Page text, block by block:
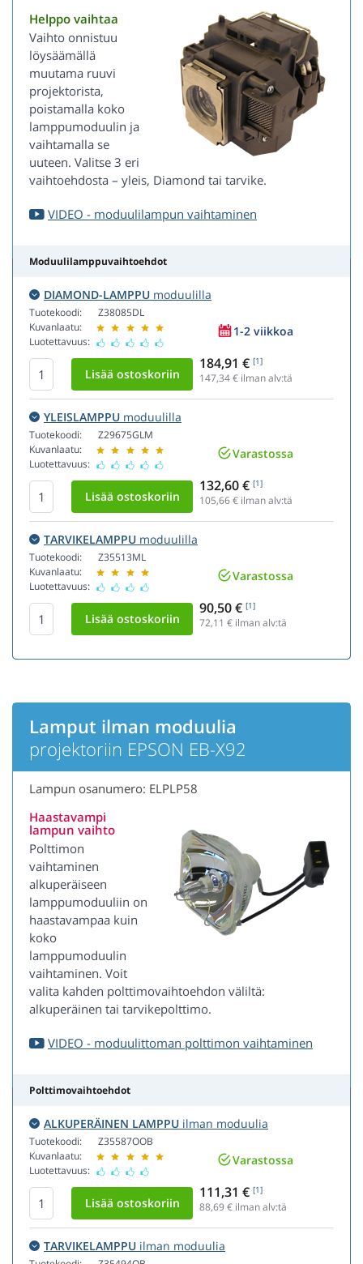
Helppo vaihtaa
Vaihto onnistuu
löysäämällä
muutama ruuvi
projektorista,
poistamalla koko
lamppumoduulin ja
vaihtamalla se
uuteen. Valitse 3 eri
vaihtoehdosta – yleis, Diamond tai tarvike.
VIDEO - moduulilampun vaihtaminen
Moduulilamppuvaihtoehdot
DIAMOND-LAMPPU moduulilla
Tuotekoodi:
Kuvanlaatu:
Luotettavuus:
Z38085DL
1-2 viikkoa
184,91 € [1]
147,34€ ilman alv:tä
YLEISLAMPPU moduulilla
Tuotekoodi:
Kuvanlaatu:
Luotettavuus:
Z29675GLM
Varastossa
132,60 € [1]
105,66€ ilman alv:tä
TARVIKELAMPPU moduulilla
Tuotekoodi:
Kuvanlaatu:
Luotettavuus:
Z35513ML
Varastossa
90,50 € [1]
72,11 € ilman alv:tä
Lamput ilman moduulia
projektoriin EPSON EB-X92
Lampun osanumero: ELPLP58
Haastavampi
lampun vaihto
Polttimon
vaihtaminen
alkuperäiseen
lamppumoduuliin on
haastavampaa kuin
koko
lamppumoduulin
vaihtaminen. Voit
valita kahden polttimovaihtoehdon väliltä:
alkuperäinen tai tarvikepolttimo.
VIDEO - moduulittoman polttimon vaihtaminen
Polttimovaihtoehdot
ALKUPERÄINEN LAMPPU ilman moduulia
Tuotekoodi:
Kuvanlaatu:
Luotettavuus:
Z35587OOB
Varastossa
111,31 € [1]
88,69€ ilman alv:tä
TARVIKELAMPPU ilman moduulia